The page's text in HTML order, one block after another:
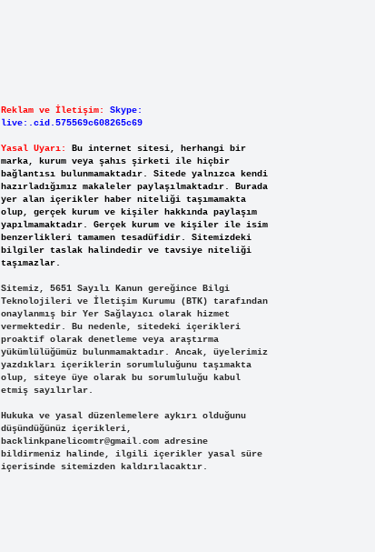
Reklam ve İletişim:
Skype:
live:.cid.575569c608265c69
Yasal Uyarı:
Bu internet sitesi, herhangi bir
marka, kurum veya şahıs şirketi ile hiçbir
bağlantısı bulunmamaktadır. Sitede yalnızca kendi
hazırladığımız makaleler paylaşılmaktadır. Burada
yer alan içerikler haber niteliği taşımamakta
olup, gerçek kurum ve kişiler hakkında paylaşım
yapılmamaktadır. Gerçek kurum ve kişiler ile isim
benzerlikleri tamamen tesadüfidir. Sitemizdeki
bilgiler taslak halindedir ve tavsiye niteliği
taşımazlar.
Sitemiz, 5651 Sayılı Kanun gereğince Bilgi
Teknolojileri ve İletişim Kurumu (BTK) tarafından
onaylanmış bir Yer Sağlayıcı olarak hizmet
vermektedir. Bu nedenle, sitedeki içerikleri
proaktif olarak denetleme veya araştırma
yükümlülüğümüz bulunmamaktadır. Ancak, üyelerimiz
yazdıkları içeriklerin sorumluluğunu taşımakta
olup, siteye üye olarak bu sorumluluğu kabul
etmiş sayılırlar.
Hukuka ve yasal düzenlemelere aykırı olduğunu
düşündüğünüz içerikleri,
backlinkpanelicomtr@gmail.comadresine
bildirmeniz halinde, ilgili içerikler yasal süre
içerisinde sitemizden kaldırılacaktır.